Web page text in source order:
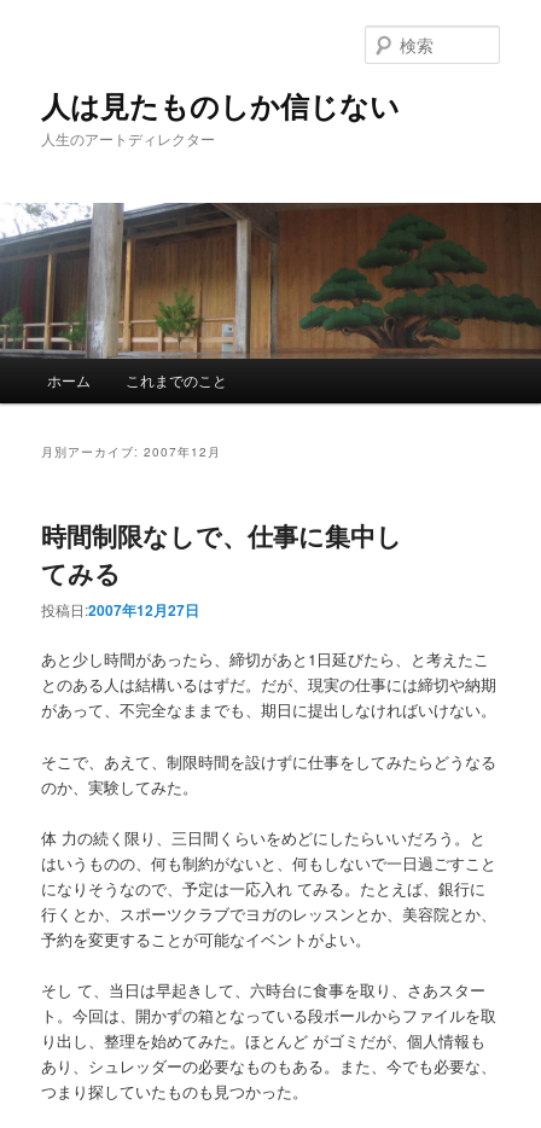
人は見たものしか信じない
人生のアートディレクター
索
メインコンテンツへ移動
サブコンテンツへ移動
ホーム これまでのこと
月別アーカイブ:2007年12月
時間制限なしで、仕事に集中し
てみる
投稿日:2007年12月27日
あと少し時間があったら、締切があと1日延びたら、と考えたこ
とのある人は結構いるはずだ。だが、現実の仕事には締切や納期
があって、不完全なままでも、期日に提出しなければいけない。
そこで、あえて、制限時間を設けずに仕事をしてみたらどうなる
のか、実験してみた。
体 力の続く限り、三日間くらいをめどにしたらいいだろう。と
はいうものの、何も制約がないと、何もしないで一日過ごすこと
になりそうなので、予定は一応入れ てみる。たとえば、銀行に
行くとか、スポーツクラブでヨガのレッスンとか、美容院とか、
予約を変更することが可能なイベントがよい。
そし て、当日は早起きして、六時台に食事を取り、さあスター
ト。今回は、開かずの箱となっている段ボールからファイルを取
り出し、整理を始めてみた。ほとんど がゴミだが、個人情報も
あり、シュレッダーの必要なものもある。また、今でも必要な、
つまり探していたものも見つかった。